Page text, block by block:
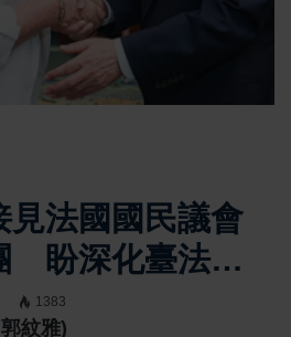
見法國國民議會
盼深化臺法戰
繁榮未來
1383
紋雅)